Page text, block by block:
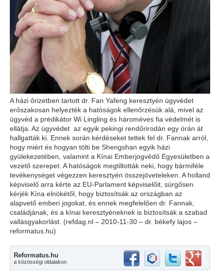
A házi őrizetben tartott dr. Fan Yafeng keresztyén ügyvédet
erőszakosan helyezték a hatóságok ellenőrzésük alá, mivel az
ügyvéd a prédikátor Wi Lingling és hároméves fia védelmét is
ellátja. Az ügyvédet az egyik pekingi rendőrirodán egy órán át
hallgatták ki. Ennek során kérdéseket tettek fel dr. Fannak arról,
hogy miért és hogyan tölti be Shengshan egyik házi
gyülekezetében, valamint a Kínai Emberjogvédő Egyesületben a
vezető szerepet. A hatóságok megtiltották neki, hogy bármiféle
tevékenységet végezzen keresztyén összejöveteleken. A holland
képviselő arra kérte az EU-Parlament képviselőit, sürgősen
kérjék Kína elnökétől, hogy biztosítsák az országban az
alapvető emberi jogokat, és ennek megfelelően dr. Fannak,
családjának, és a kínai keresztyéneknek is biztosítsák a szabad
vallásgyakorlást. (refdag.nl – 2010-11-30 – dr. békefy lajos –
reformatus.hu)
Reformatus.hu
a közösségi oldalakon